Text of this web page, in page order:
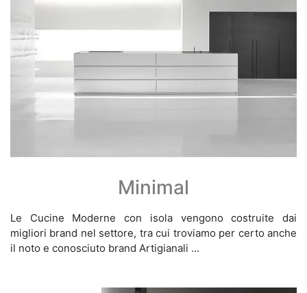
Minimal
Le Cucine Moderne con isola vengono costruite dai
migliori brand nel settore, tra cui troviamo per certo anche
il noto e conosciuto brand Artigianali ...